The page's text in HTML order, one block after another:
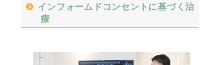
インフォームドコンセントに基づく治
療